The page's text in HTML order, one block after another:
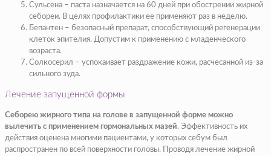
Сульсена – паста назначается на 60 дней при обострении жирной
себореи. В целях профилактики ее применяют раз в неделю.
Бепантен – безопасный препарат, способствующий регенерации
клеток эпителия. Допустим к применению с младенческого
возраста.
Солкосерил – успокаивает раздражение кожи, расчесанной из-за
сильного зуда.
Лечение запущенной формы
Себорею жирного типа на голове в запущенной форме можно
вылечить с применением гормональных мазей. Эффективность их
действия оценена многими пациентами, у которых себум был
распространен по всей поверхности головы. Проводя лечение жирной